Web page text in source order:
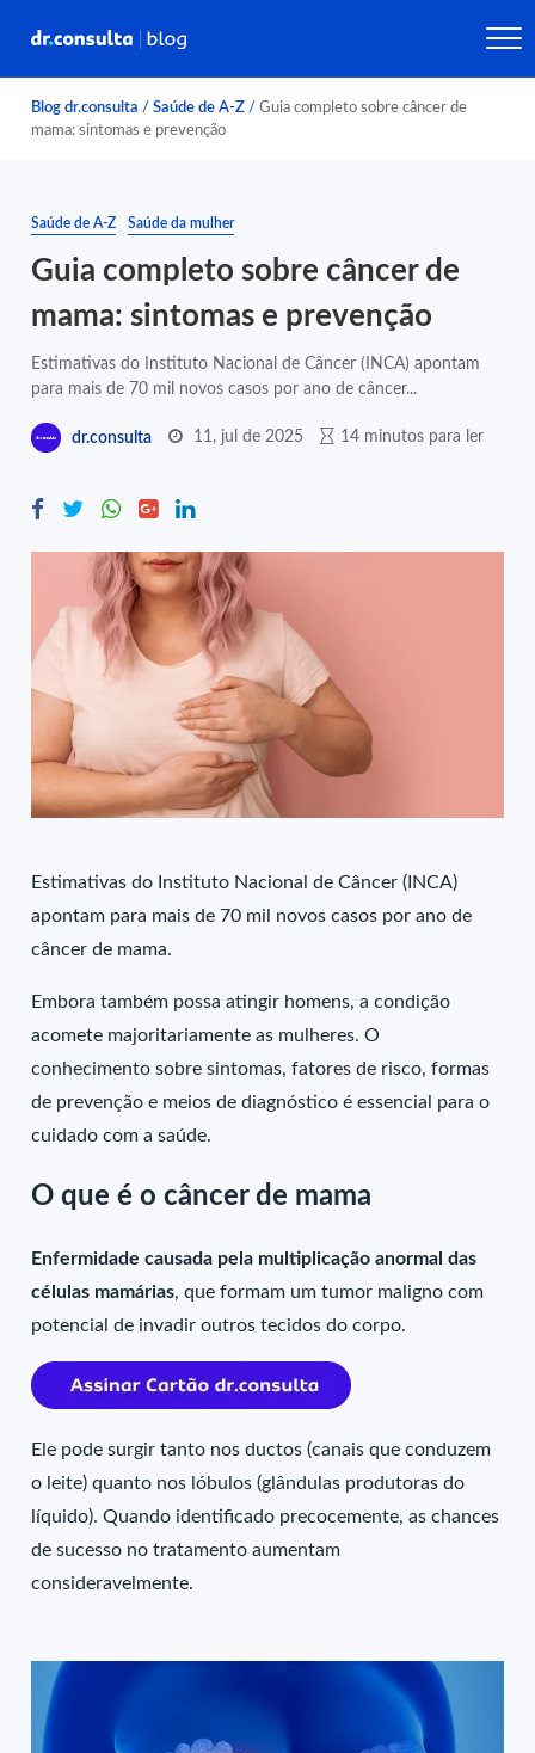
Blog dr.consulta / Saúde de A-Z / Guia completo sobre câncer de
mama: sintomas e prevenção
Saúde de A-Z Saúde da mulher
Guia completo sobre câncer de
mama: sintomas e prevenção
Estimativas do Instituto Nacional de Câncer (INCA) apontam
para mais de 70 mil novos casos por ano de câncer...
dr.consulta 11, jul de 2025 14 minutos para ler
Estimativas do Instituto Nacional de Câncer (INCA)
apontam para mais de 70 mil novos casos por ano de
câncer de mama.
Embora também possa atingir homens, a condição
acomete majoritariamente as mulheres. O
conhecimento sobre sintomas, fatores de risco, formas
de prevenção e meios de diagnóstico é essencial para o
cuidado com a saúde.
O que é o câncer de mama
Enfermidade causada pela multiplicação anormal das
células mamárias, que formam um tumor maligno com
potencial de invadir outros tecidos do corpo.
Ele pode surgir tanto nos ductos (canais que conduzem
o leite) quanto nos lóbulos (glândulas produtoras do
líquido). Quando identificado precocemente, as chances
de sucesso no tratamento aumentam
consideravelmente.